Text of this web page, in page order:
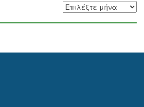
Αρχειοθέτηση